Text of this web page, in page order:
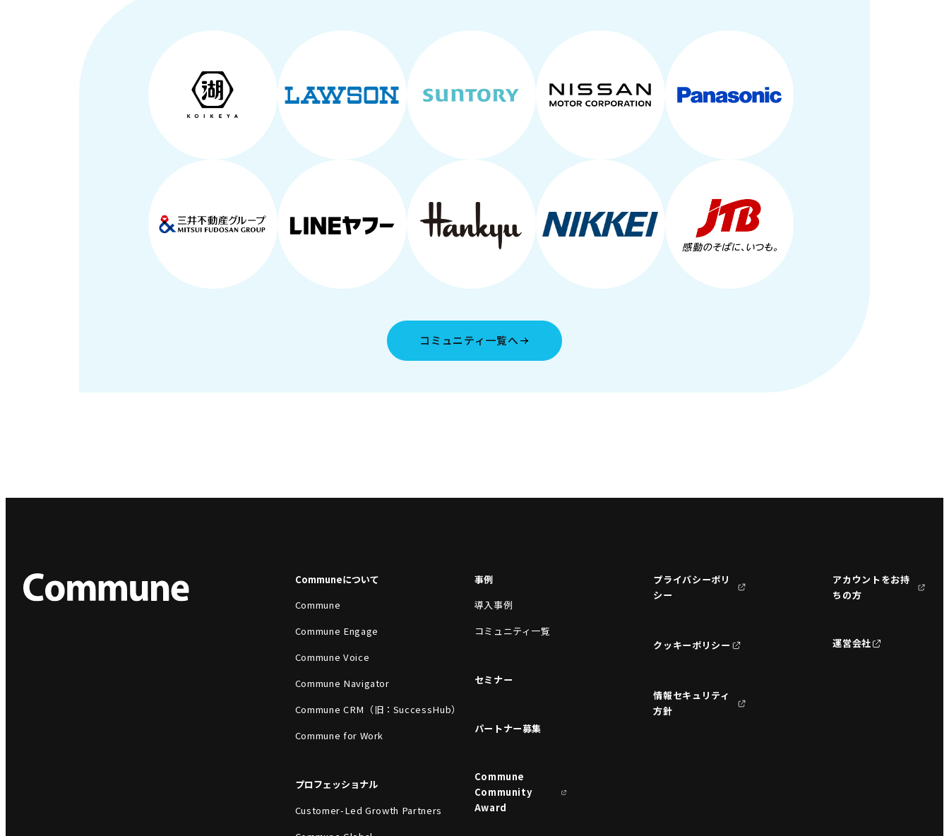
コミュニティ一覧へ
Communeについて
Commune
Commune Engage
Commune Voice
Commune Navigator
Commune CRM（旧：SuccessHub）
Commune for Work
プロフェッショナル
Customer-Led Growth Partners
事例
導入事例
コミュニティ一覧
セミナー
パートナー募集
Commune
Community
Award
プライバシーポリ
シー
クッキーポリシー
情報セキュリティ
方針
アカウントをお持
ちの方
運営会社